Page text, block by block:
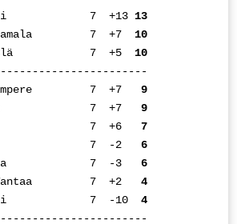
7  +13 13
7  +7 10
7  +5 10
7  +7
9
7  +7
9
7  +6
7
7  -2
6
7  -3
6
7  +2
4
7  -10
4